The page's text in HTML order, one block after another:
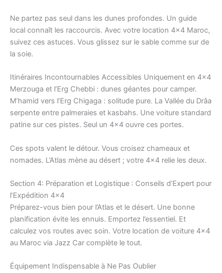
Ne partez pas seul dans les dunes profondes. Un guide
local connaît les raccourcis. Avec votre location 4×4 Maroc,
suivez ces astuces. Vous glissez sur le sable comme sur de
la soie.
Itinéraires Incontournables Accessibles Uniquement en 4×4
Merzouga et l’Erg Chebbi : dunes géantes pour camper.
M’hamid vers l’Erg Chigaga : solitude pure. La Vallée du Drâa
serpente entre palmeraies et kasbahs. Une voiture standard
patine sur ces pistes. Seul un 4×4 ouvre ces portes.
Ces spots valent le détour. Vous croisez chameaux et
nomades. L’Atlas mène au désert ; votre 4×4 relie les deux.
Section 4: Préparation et Logistique : Conseils d’Expert pour
l’Expédition 4×4
Préparez-vous bien pour l’Atlas et le désert. Une bonne
planification évite les ennuis. Emportez l’essentiel. Et
calculez vos routes avec soin. Votre location de voiture 4×4
au Maroc via Jazz Car complète le tout.
Équipement Indispensable à Ne Pas Oublier